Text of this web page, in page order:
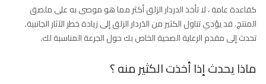
كقاعدة عامة ، لا تأخذ الدردار الزلق أكثر مما هو موصى به على ملصق
المنتج. قد يؤدي تناول الكثير من الدَردار الزلق إلى زيادة خطر الآثار الجانبية.
تحدث إلى مقدم الرعاية الصحية الخاص بك حول الجرعة المناسبة لك.
ماذا يحدث إذا أخذت الكثير منه ؟